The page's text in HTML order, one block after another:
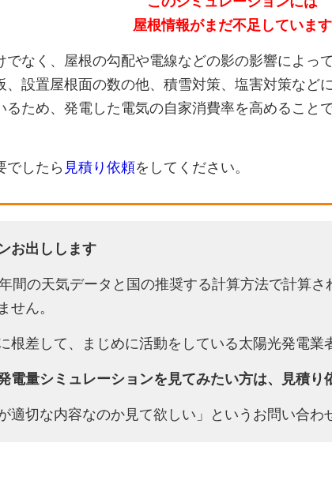
屋根情報がまだ不足しています
なく、屋根の勾配や電線などの影の影響によっ
設置屋根面の数の他、積雪対策、塩害対策など
るため、発電した電気の自家消費率を高めること
でしたら 見積り依頼をしてください。
お出しします
間の天気データと国の推奨する計算方法で計算
せん。
根差して、まじめに活動をしている太陽光発電業
電量シミュレーションを見てみたい方は、見積り
適切な内容なのか見て欲しい」というお問い合わ